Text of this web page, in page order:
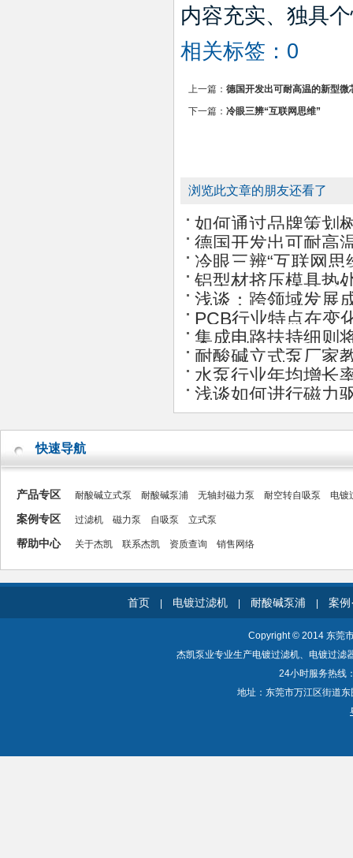
内容充实、独具
相关标签：0
上一篇： 德国开发出可耐高温的新型微
下一篇： 冷眼三辨“互联网思维”
浏览此文章的朋友还看了
如何通过品牌策划
德国开发出可耐高
冷眼三辨“互联网思
铝型材挤压模具热
浅谈：跨领域发展
PCB行业特点在变
集成电路扶持细则
耐酸碱立式泵厂家
水泵行业年均增长
浅谈如何进行磁力
快速导航
产品专区 耐酸碱立式泵 耐酸碱泵浦 无轴封磁力泵 耐空转自吸泵 电镀
案例专区 过滤机 磁力泵 自吸泵 立式泵
帮助中心 关于杰凯 联系杰凯 资质查询 销售网络
首页 电镀过滤机 耐酸碱泵浦 案例
Copyright © 2014 东莞
杰凯泵业专业生产电镀过滤机、电镀过滤
24小时服务热线
地址：东莞市万江区街道